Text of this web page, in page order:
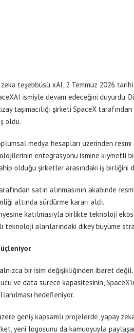
zeka teşebbüsü xAI, 2 Temmuz 2026
ismiyle devam edeceğini duyurdu.
taşımacılığı şirketi SpaceX
oldu.
medya hesapları üzerinden
entegrasyonu ismine kıymetli
olduğu şirketler arasındaki iş birliğini
satın alınmasının akabinde
altında sürdürme kararı aldı.
katılmasıyla birlikte teknoloji
teknoloji alanlarındaki dikey büyüme
bir isim değişikliğinden ibaret
ve data sürece kapasitesinin,
hedefleniyor.
geniş kapsamlı projelerde, yapay
yeni logosunu da kamuoyuyla